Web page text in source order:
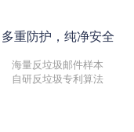
多重防护，纯净安全
海量反垃圾邮件样本
自研反垃圾专利算法